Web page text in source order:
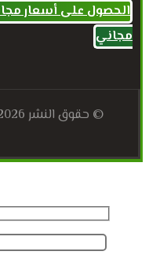
الحصول على أسعار
مجاني
© حقوق النشر 2026. جميع الحقوق محفوظة.